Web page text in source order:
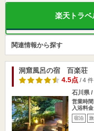
楽天トラベ
関連情報から探す
洞窟風呂の宿 百楽荘
4.5点/ 4 件
石川県
営業時間
入浴料金
宿泊